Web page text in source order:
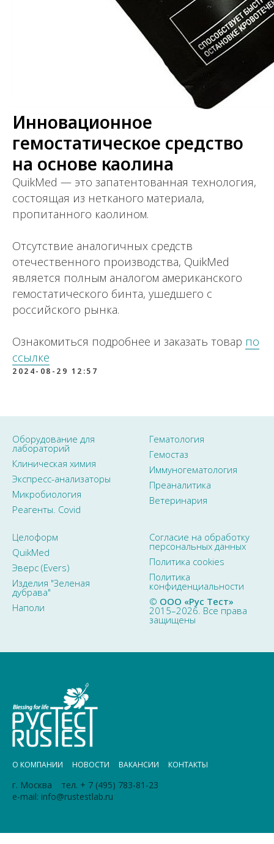
Инновационное
гемостатическое средство
на основе каолина
QuikMed — это запатентованная технология,
состоящая из нетканого материала,
пропитанного каолином.
Отсутствие аналогичных средств
отечественного производства, QuikMed
является полным аналогом американского
гемостатического бинта, ушедшего с
российского рынка.
Ознакомиться подробнее и заказать товар по
ссылке
2024-08-29 12:57
Оборудование для
лабораторий
Клиническая химия
Экспресс-анализаторы
Микробиология
Реагенты. Covid
Гематология
Гемостаз
Иммуногематология
Преаналитика
Ветеринария
Целоформ
QuikMed
Эверс (Evers)
Изделия "Зеленая
дубрава"
Наполи
Согласие на обработку
персональных данных
Политика cookies
Политика
конфиденциальности
© ООО «Рус Тест»
2015–2026. Все права
защищены
О КОМПАНИИ НОВОСТИ ВАКАНСИИ КОНТАКТЫ
г. Москва тел. + 7 (495) 783-81-23
e-mail: info@rustestlab.ru